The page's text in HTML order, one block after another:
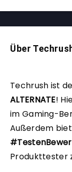
Über
Techrush ist
ALTERNATE!
im Gaming-
Außerdem
Produkttester